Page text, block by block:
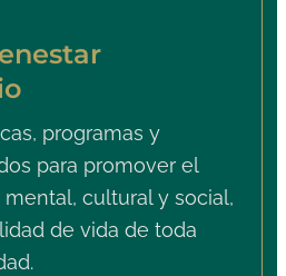
programas y
para promover el
cultural y social,
de vida de toda